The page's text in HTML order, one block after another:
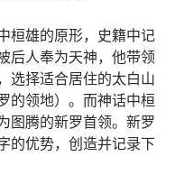
桓雄的原形，史籍中记
后人奉为天神，他带领
选择适合居住的太白山
的领地）。而神话中桓
图腾的新罗首领。新罗
的优势，创造并记录下